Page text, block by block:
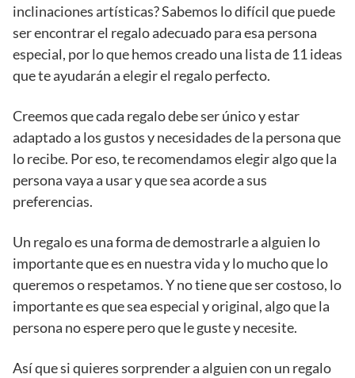
inclinaciones artísticas? Sabemos lo difícil que puede
ser encontrar el regalo adecuado para esa persona
especial, por lo que hemos creado una lista de 11 ideas
que te ayudarán a elegir el regalo perfecto.
Creemos que cada regalo debe ser único y estar
adaptado a los gustos y necesidades de la persona que
lo recibe. Por eso, te recomendamos elegir algo que la
persona vaya a usar y que sea acorde a sus
preferencias.
Un regalo es una forma de demostrarle a alguien lo
importante que es en nuestra vida y lo mucho que lo
queremos o respetamos. Y no tiene que ser costoso, lo
importante es que sea especial y original, algo que la
persona no espere pero que le guste y necesite.
Así que si quieres sorprender a alguien con un regalo